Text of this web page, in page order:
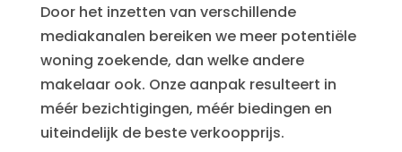
Door het inzetten van verschillende
mediakanalen bereiken we meer potentiële
woning zoekende, dan welke andere
makelaar ook. Onze aanpak resulteert in
méér bezichtigingen, méér biedingen en
uiteindelijk de beste verkoopprijs.